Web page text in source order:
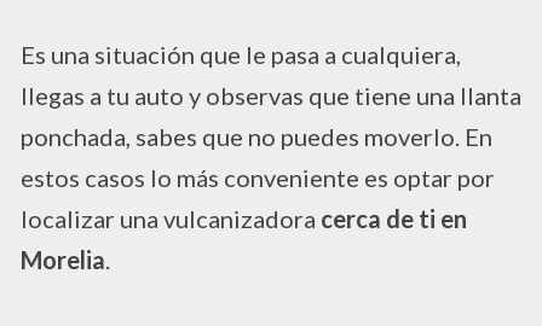
Es una situación que le pasa a cualquiera,
llegas a tu auto y observas que tiene una llanta
ponchada, sabes que no puedes moverlo. En
estos casos lo más conveniente es optar por
localizar una vulcanizadora cerca de ti en
Morelia.